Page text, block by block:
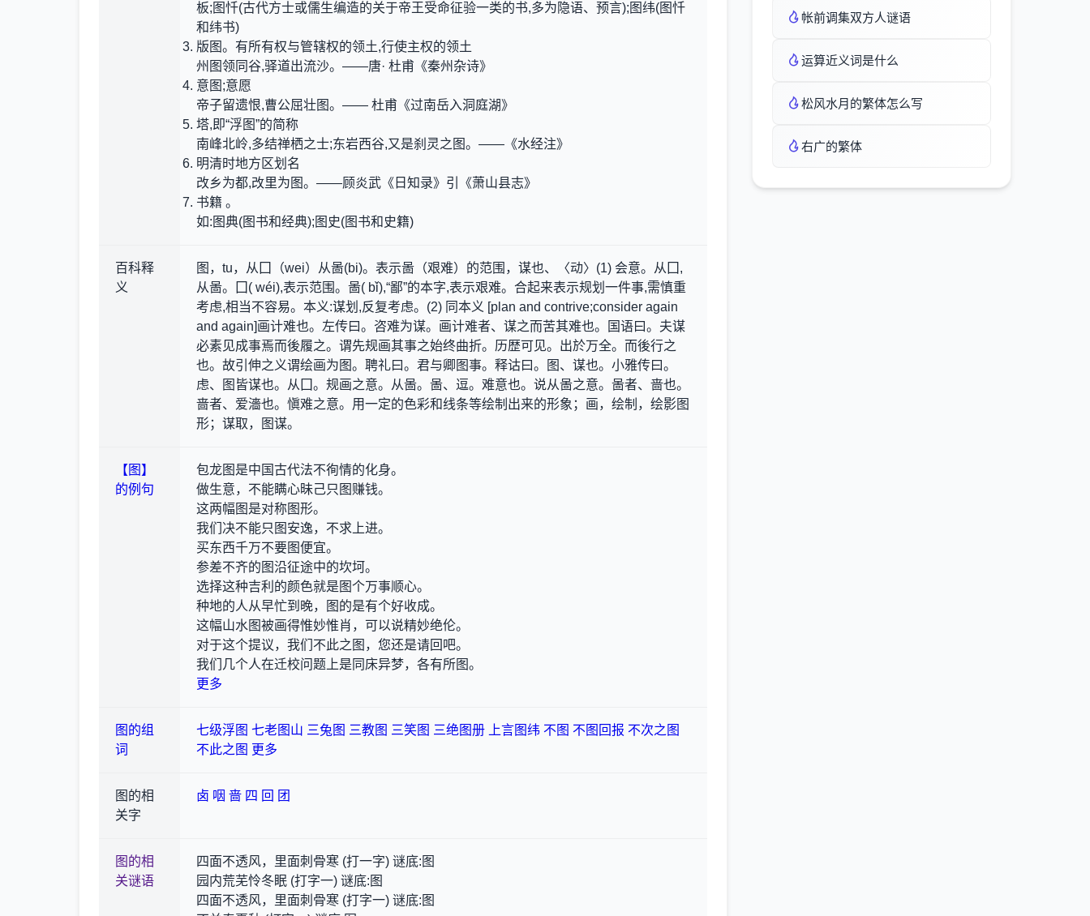
板;图忏(古代方士或儒生编造的关于帝王受命征验一类的书,多为隐语、预言);图纬(图忏
和纬书)
版图。有所有权与管辖权的领土,行使主权的领土
州图领同谷,驿道出流沙。——唐· 杜甫《秦州杂诗》
意图;意愿
帝子留遗恨,曹公屈壮图。—— 杜甫《过南岳入洞庭湖》
塔,即“浮图”的简称
南峰北岭,多结禅栖之士;东岩西谷,又是刹灵之图。——《水经注》
明清时地方区划名
改乡为都,改里为图。——顾炎武《日知录》引《萧山县志》
书籍 。
如:图典(图书和经典);图史(图书和史籍)
百科释
义
图，tu，从囗（wei）从啚(bi)。表示啚（艰难）的范围，谋也、〈动〉(1) 会意。从囗,
从啚。囗( wéi),表示范围。啚( bǐ),“鄙”的本字,表示艰难。合起来表示规划一件事,需慎重
考虑,相当不容易。本义:谋划,反复考虑。(2) 同本义 [plan and contrive;consider again
and again]画计难也。左传曰。咨难为谋。画计难者、谋之而苦其难也。国语曰。夫谋
必素见成事焉而後履之。谓先规画其事之始终曲折。历歴可见。出於万全。而後行之
也。故引伸之义谓绘画为图。聘礼曰。君与卿图事。释诂曰。图、谋也。小雅传曰。
虑、图皆谋也。从囗。规画之意。从啚。啚、逗。难意也。说从啚之意。啚者、啬也。
啬者、爱濇也。愼难之意。用一定的色彩和线条等绘制出来的形象；画，绘制，绘影图
形；谋取，图谋。
【图】
的例句
包龙图是中国古代法不徇情的化身。
做生意，不能瞒心昧己只图赚钱。
这两幅图是对称图形。
我们决不能只图安逸，不求上进。
买东西千万不要图便宜。
参差不齐的图沿征途中的坎坷。
选择这种吉利的颜色就是图个万事顺心。
种地的人从早忙到晚，图的是有个好收成。
这幅山水图被画得惟妙惟肖，可以说精妙绝伦。
对于这个提议，我们不此之图，您还是请回吧。
我们几个人在迁校问题上是同床异梦，各有所图。
更多
图的组
词
七级浮图 七老图山 三兔图 三教图 三笑图 三绝图册 上言图纬 不图 不图回报 不次之图
不此之图 更多
图的相
关字
卤 咽 啬 四 回 团
图的相
关谜语
四面不透风，里面刺骨寒 (打一字) 谜底:图
园内荒芜怜冬眠 (打字一) 谜底:图
四面不透风，里面刺骨寒 (打字一) 谜底:图
帐前调集双方人谜语
运算近义词是什么
松风水月的繁体怎么写
右广的繁体